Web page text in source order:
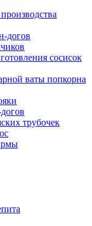
догов
сосисок
ваты попкорна
трубочек